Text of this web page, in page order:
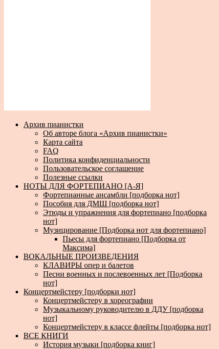
Архив пианистки
Об авторе блога «Архив пианистки»
Карта сайта
FAQ
Политика конфиденциальности
Пользовательское соглашение
Полезные ссылки
НОТЫ ДЛЯ ФОРТЕПИАНО [А-Я]
Фортепианные ансамбли [подборка нот]
Пособия для ДМШ [подборка нот]
Этюды и упражнения для фортепиано [подборка
нот]
Музицирование [Подборка нот для фортепиано]
Пьесы для фортепиано [Подборка от
Максима]
ВОКАЛЬНЫЕ ПРОИЗВЕДЕНИЯ
КЛАВИРЫ опер и балетов
Песни военных и послевоенных лет [Подборка
нот]
Концертмейстеру [подборки нот]
Концертмейстеру в хореографии
Музыкальному руководителю в ДДУ [подборка
нот]
Концертмейстеру в классе флейты [подборка нот]
ВСЕ КНИГИ
История музыки [подборка книг]